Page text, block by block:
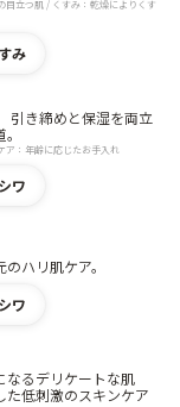
目立つ肌 / くすみ：乾燥によりくす
み
引き締めと保湿を両立
ア：年齢に応じたお手入れ
シワ
ハリ肌ケア。
シワ
なるデリケートな肌
た低刺激のスキンケア